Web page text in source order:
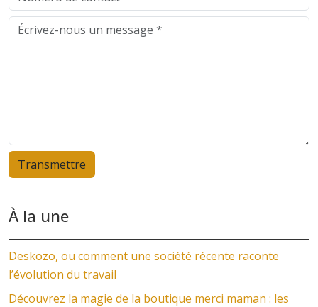
À la une
Deskozo, ou comment une société récente raconte
l’évolution du travail
Découvrez la magie de la boutique merci maman : les